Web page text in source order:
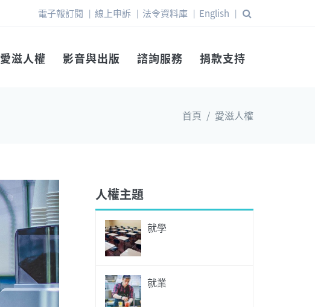
電子報訂閱 | 線上申訴 | 法令資料庫 | English |
愛滋人權 影音與出版 諮詢服務 捐款支持
首頁 / 愛滋人權
人權主題
就學
就業